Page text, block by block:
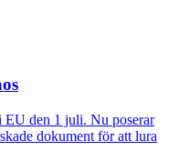
EU den 1 juli. Nu poserar
dokument för att lura